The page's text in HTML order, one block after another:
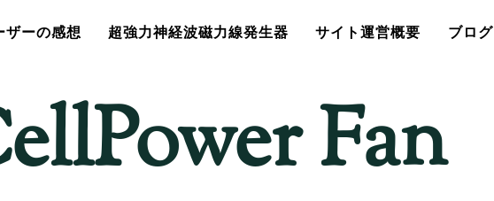
ザーの感想 超強力神経波磁力線発生器 サイト運営概要 ブログ
Fan